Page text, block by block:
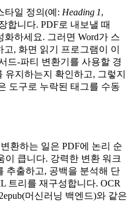
타일 정의(예: Heading 1,
합니다. PDF로 내보낼 때
화하세요. 그러면 Word가 스
, 화면 읽기 프로그램이 이
드‑파티 변환기를 사용할 경
유지하는지 확인하고, 그렇지
도구로 누락된 태그를 수동
환하는 일은 PDF에 논리 순
이 큽니다. 강력한 변환 워크
추출하고, 공백을 분석해 단
트리를 재구성합니다. OCR
(머신러닝 백엔드)와 같은